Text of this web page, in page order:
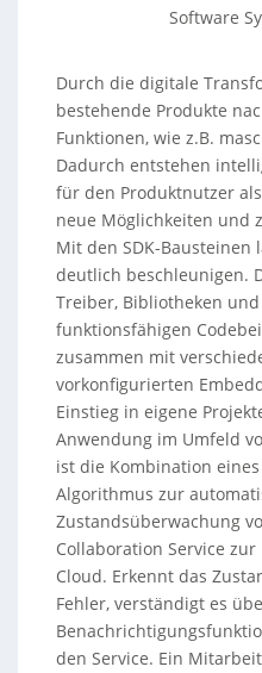
Software
Durch die digitale
bestehende Produkte
Funktionen, wie z.B.
Dadurch entstehen
für den Produktnutzer
neue Möglichkeiten und
Mit den SDK-Bausteinen
deutlich beschleunigen.
Treiber, Bibliotheken
funktionsfähigen
zusammen mit
vorkonfigurierten
Einstieg in eigene
Anwendung im Umfeld
ist die Kombination
Algorithmus zur
Zustandsüberwachung
Collaboration Service
Cloud. Erkennt das
Fehler, verständigt es
den Service. Ein